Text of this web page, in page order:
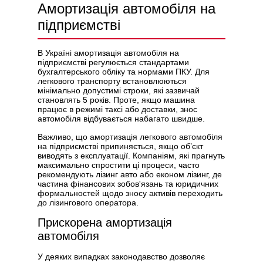
Амортизація автомобіля на
підприємстві
В Україні амортизація автомобіля на
підприємстві регулюється стандартами
бухгалтерського обліку та нормами ПКУ. Для
легкового транспорту встановлюються
мінімально допустимі строки, які зазвичай
становлять 5 років. Проте, якщо машина
працює в режимі таксі або доставки, знос
автомобіля відбувається набагато швидше.
Важливо, що амортизація легкового автомобіля
на підприємстві припиняється, якщо об’єкт
виводять з експлуатації. Компаніям, які прагнуть
максимально спростити ці процеси, часто
рекомендують лізинг авто або економ лізинг, де
частина фінансових зобов'язань та юридичних
формальностей щодо зносу активів переходить
до лізингового оператора.
Прискорена амортизація
автомобіля
У деяких випадках законодавство дозволяє